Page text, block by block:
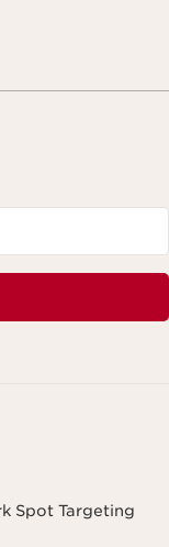
Spot Targeting